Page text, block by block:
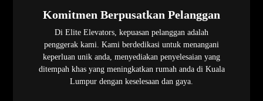
Komitmen Berpusatkan Pelanggan
Di Elite Elevators, kepuasan pelanggan adalah
penggerak kami. Kami berdedikasi untuk menangani
keperluan unik anda, menyediakan penyelesaian yang
ditempah khas yang meningkatkan rumah anda di Kuala
Lumpur dengan keselesaan dan gaya.